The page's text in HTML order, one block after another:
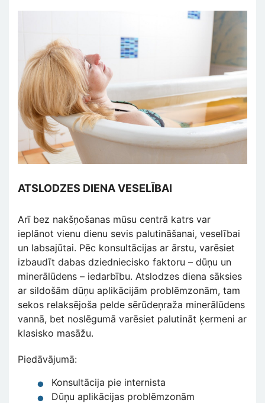
ATSLODZES DIENA VESELĪBAI
Arī bez nakšņošanas mūsu centrā katrs var
ieplānot vienu dienu sevis palutināšanai, veselībai
un labsajūtai. Pēc konsultācijas ar ārstu, varēsiet
izbaudīt dabas dziedniecisko faktoru – dūņu un
minerālūdens – iedarbību. Atslodzes diena sāksies
ar sildošām dūņu aplikācijām problēmzonām, tam
sekos relaksējoša pelde sērūdeņraža minerālūdens
vannā, bet noslēgumā varēsiet palutināt ķermeni ar
klasisko masāžu.
Piedāvājumā:
Konsultācija pie internista
Dūņu aplikācijas problēmzonām